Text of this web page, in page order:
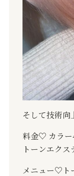
そして技術向
料金♡ カラー
トーンエクス
メニュー♡